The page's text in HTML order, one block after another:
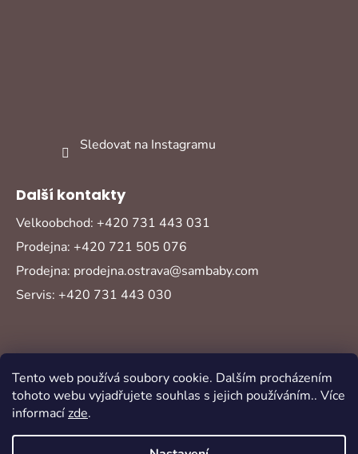
Tento web používá soubory cookie. Dalším procházením
tohoto webu vyjadřujete souhlas s jejich používáním.. Více
informacízde.
Sledovat na Instagramu
Další kontakty
Velkoobchod: +420 731 443 031
Prodejna: +420 721 505 076
Prodejna: prodejna.ostrava@sambaby.com
Servis: +420 731 443 030
Vytvořil Shoptet
Copyright 2026Sambaby